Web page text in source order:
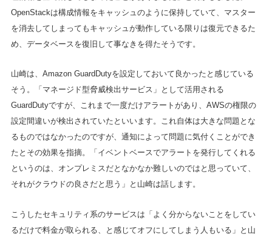
OpenStackは構成情報をキャッシュのように保持していて、マスター
を消去してしまってもキャッシュが動作している限りは復元できるた
め、データベースを復旧して事なきを得たそうです。
山崎は、Amazon GuardDutyを設定しておいて良かったと感じている
そう。「マネージド型脅威検出サービス」として活用される
GuardDutyですが、これまで一度だけアラートがあり、AWSの権限の
設定間違いが検出されていたといいます。これ自体は大きな問題とな
るものではなかったのですが、通知によって問題に気付くことができ
たとその効果を指摘。「イベントベースでアラートを発行してくれる
というのは、オンプレミスだとなかなか難しいのではと思っていて、
それがクラウドの良さだと思う」と山崎は話します。
こうしたセキュリティ系のサービスは「よく分からないことをしてい
るだけで料金が取られる、と感じてオフにしてしまう人もいる」と山